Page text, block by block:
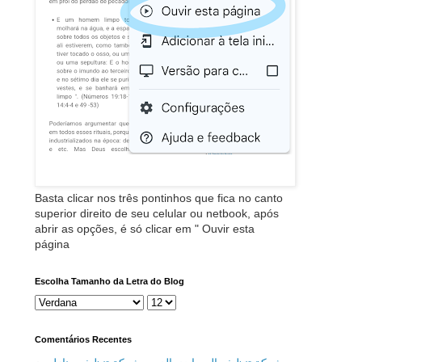
Basta clicar nos três pontinhos que fica no canto
superior direito de seu celular ou netbook, após
abrir as opções, é só clicar em " Ouvir esta
página
Escolha Tamanho da Letra do Blog
Comentários Recentes